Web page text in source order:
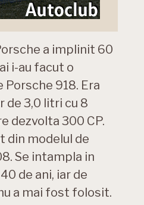
a implinit 60
i-au facut o
Porsche 918. Era
de 3,0 litri cu 8
dezvolta 300 CP.
din modelul de
Se intampla in
de ani, iar de
a mai fost folosit.